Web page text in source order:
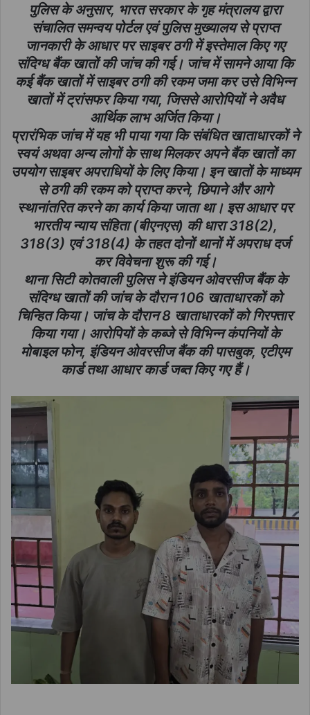
पुलिस के अनुसार, भारत सरकार के गृह मंत्रालय द्वारा
संचालित समन्वय पोर्टल एवं पुलिस मुख्यालय से प्राप्त
जानकारी के आधार पर साइबर ठगी में इस्तेमाल किए गए
संदिग्ध बैंक खातों की जांच की गई। जांच में सामने आया कि
कई बैंक खातों में साइबर ठगी की रकम जमा कर उसे विभिन्न
खातों में ट्रांसफर किया गया, जिससे आरोपियों ने अवैध
आर्थिक लाभ अर्जित किया।
प्रारंभिक जांच में यह भी पाया गया कि संबंधित खाताधारकों ने
स्वयं अथवा अन्य लोगों के साथ मिलकर अपने बैंक खातों का
उपयोग साइबर अपराधियों के लिए किया। इन खातों के माध्यम
से ठगी की रकम को प्राप्त करने, छिपाने और आगे
स्थानांतरित करने का कार्य किया जाता था। इस आधार पर
भारतीय न्याय संहिता (बीएनएस) की धारा 318(2),
318(3) एवं 318(4) के तहत दोनों थानों में अपराध दर्ज
कर विवेचना शुरू की गई।
थाना सिटी कोतवाली पुलिस ने इंडियन ओवरसीज बैंक के
संदिग्ध खातों की जांच के दौरान 106 खाताधारकों को
चिन्हित किया। जांच के दौरान 8 खाताधारकों को गिरफ्तार
किया गया। आरोपियों के कब्जे से विभिन्न कंपनियों के
मोबाइल फोन, इंडियन ओवरसीज बैंक की पासबुक, एटीएम
कार्ड तथा आधार कार्ड जब्त किए गए हैं।